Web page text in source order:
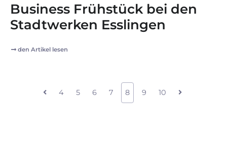
Business Frühstück bei den
Stadtwerken Esslingen
den Artikel lesen
4 5 6 7 8 9 10